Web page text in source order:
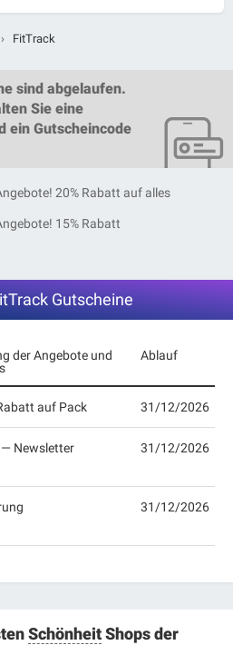
› FitTrack
sind abgelaufen.
Sie eine
ein Gutscheincode
20% Rabatt auf alles
15% Rabatt
Gutscheine
der Angebote und
Ablauf
auf Pack 31/12/2026
Newsletter
31/12/2026
31/12/2026
SchönheitShops der